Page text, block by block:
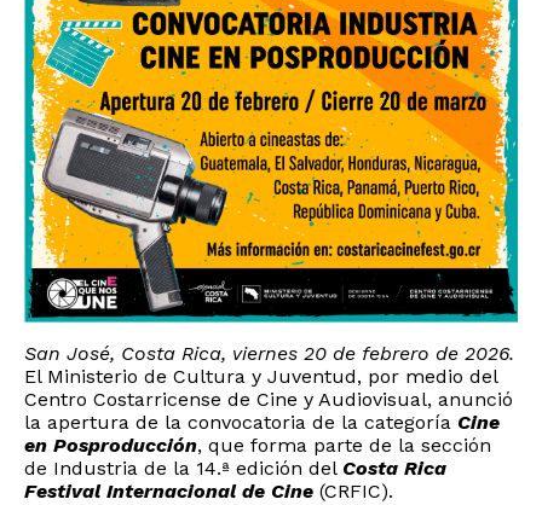
San José, Costa Rica, viernes 20 de febrero de 2026.
El Ministerio de Cultura y Juventud, por medio del
Centro Costarricense de Cine y Audiovisual, anunció
la apertura de la convocatoria de la categoría Cine
en Posproducción, que forma parte de la sección
de Industria de la 14.ª edición del Costa Rica
Festival Internacional de Cine (CRFIC).